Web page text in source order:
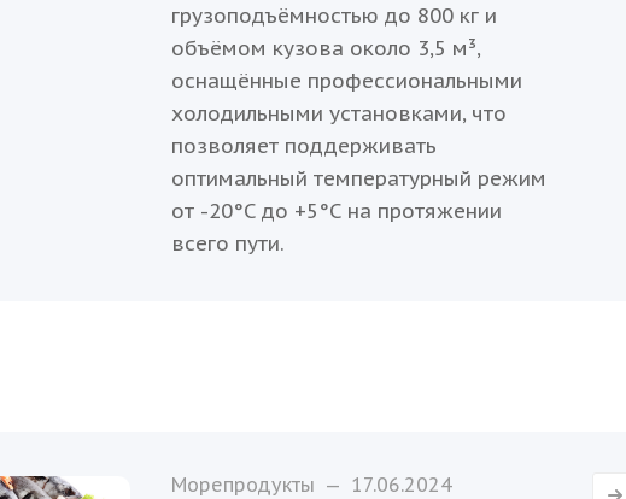
грузоподъёмностью до 800 кг и
объёмом кузова около 3,5 м³,
оснащённые профессиональными
холодильными установками, что
позволяет поддерживать
оптимальный температурный режим
от -20°C до +5°C на протяжении
всего пути.
Морепродукты — 17.06.2024